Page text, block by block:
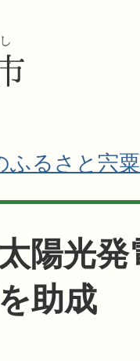
ふるさと宍粟
陽光
助成